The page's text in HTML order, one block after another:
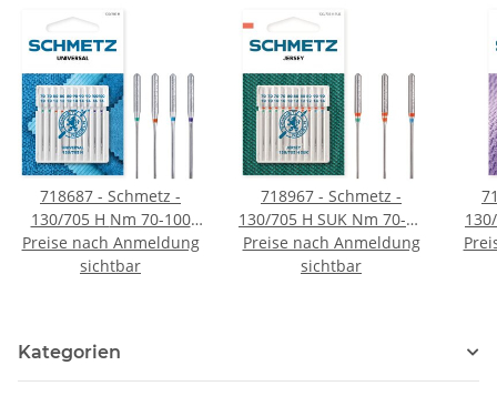
718687 - Schmetz -
130/705 H Nm 70-100
SB10-Karte / Nadeldicke
= 70-100 / Preis pro
Preise nach Anmeldung
sichtbar
718967 - Schmetz -
130/705 H SUK Nm 70-90
SB10-Karte / Nadeldicke
= 70-90 / Preis pro Karte
Preise nach Anmeldung
sichtbar
130/
Kategorien